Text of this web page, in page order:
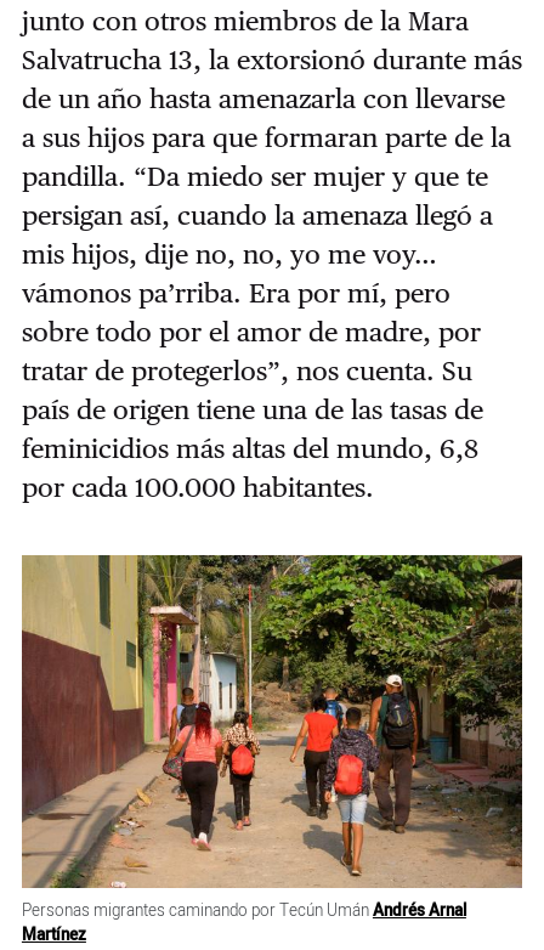
junto con otros miembros de la Mara
Salvatrucha 13, la extorsionó durante más
de un año hasta amenazarla con llevarse
a sus hijos para que formaran parte de la
pandilla. “Da miedo ser mujer y que te
persigan así, cuando la amenaza llegó a
mis hijos, dije no, no, yo me voy…
vámonos pa’rriba. Era por mí, pero
sobre todo por el amor de madre, por
tratar de protegerlos”, nos cuenta. Su
país de origen tiene una de las tasas de
feminicidios más altas del mundo, 6,8
por cada 100.000 habitantes.
Personas migrantes caminando por Tecún UmánAndrés Arnal
Martínez